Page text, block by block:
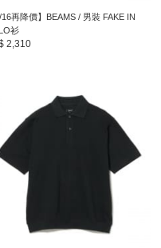
16再降價】BEAMS / 男裝 FAKE IN
衫
2,310